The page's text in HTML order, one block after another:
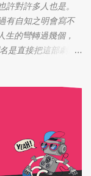
許對許多人也是。
有自知之明會寫不
的彎轉過幾個，
是直接把這部劇放
特愛喪劇，我硬是
景，打昆蟲的的情
代的搞笑辦公室
劇集要表達什麼 -
至安的黑暗世界，
要加這些星星? 所以